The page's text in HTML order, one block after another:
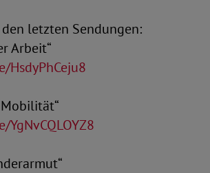
letzten Sendungen:
Arbeit“
HsdyPhCeju8